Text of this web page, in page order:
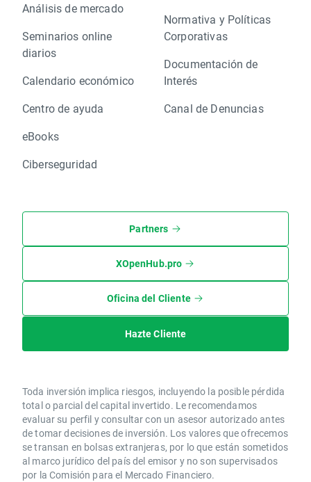
Análisis de mercado
Seminarios online
diarios
Calendario económico
Centro de ayuda
eBooks
Ciberseguridad
Normativa y Políticas
Corporativas
Documentación de
Interés
Canal de Denuncias
Partners
XOpenHub.pro
Oficina del Cliente
Hazte Cliente
Toda inversión implica riesgos, incluyendo la posible pérdida
total o parcial del capital invertido. Le recomendamos
evaluar su perfil y consultar con un asesor autorizado antes
de tomar decisiones de inversión. Los valores que ofrecemos
se transan en bolsas extranjeras, por lo que están sometidos
al marco jurídico del país del emisor y no son supervisados
por la Comisión para el Mercado Financiero.